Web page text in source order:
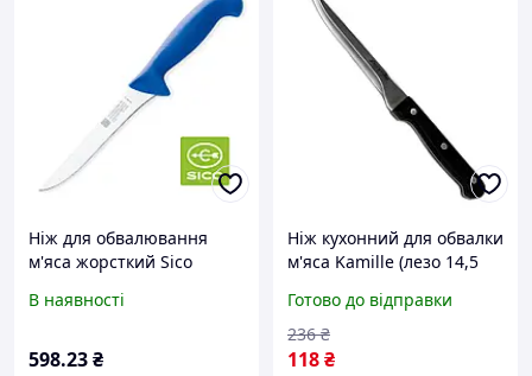
Ніж для обвалювання
м'яса жорсткий Sico
В наявності
598.23₴
Ніж кухонний для обвалки
м'яса Kamille (лезо 14,5
Готово до відправки
118₴
236 ₴